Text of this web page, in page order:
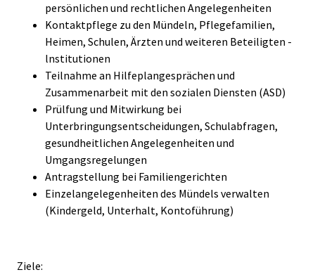
persönlichen und rechtlichen Angelegenheiten
Kontaktpflege zu den Mündeln, Pflegefamilien,
Heimen, Schulen, Ärzten und weiteren Beteiligten -
lnstitutionen
Teilnahme an Hilfeplangesprächen und
Zusammenarbeit mit den sozialen Diensten (ASD)
Prülfung und Mitwirkung bei
Unterbringungsentscheidungen, Schulabfragen,
gesundheitlichen Angelegenheiten und
Umgangsregelungen
Antragstellung bei Familiengerichten
Einzelangelegenheiten des Mündels verwalten
(Kindergeld, Unterhalt, Kontoführung)
Ziele: